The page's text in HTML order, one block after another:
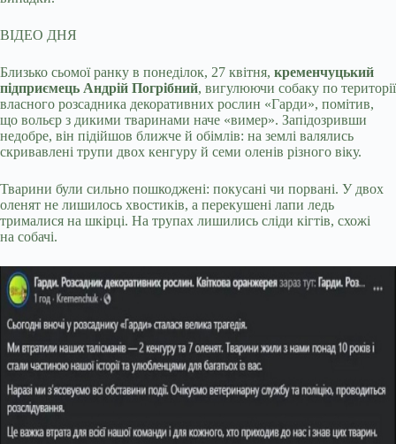
ВІДЕО ДНЯ
Близько сьомої ранку в понеділок, 27 квітня, кременчуцький
підприємець Андрій Погрібний, вигулюючи собаку по території
власного розсадника декоративних рослин «Гарди», помітив,
що вольєр з дикими тваринами наче «вимер». Запідозривши
недобре, він підійшов ближче й обімлів: на землі валялись
скривавлені трупи двох кенгуру й семи оленів різного віку.
Тварини були сильно пошкоджені: покусані чи порвані. У двох
оленят не лишилось хвостиків, а перекушені лапи ледь
трималися на шкірці. На трупах лишились сліди кігтів, схожі
на собачі.